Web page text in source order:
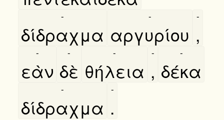
δίδραχμα
-
αργυρίου
-
,
-
εὰν
-
δὲ
-
θήλεια
-
,
-
δέκα
-
δίδραχμα
-
.
-